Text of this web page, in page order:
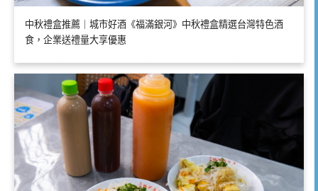
中秋禮盒推薦｜城市好酒《福滿銀河》中秋禮盒精選台灣特色酒
食，企業送禮量大享優惠